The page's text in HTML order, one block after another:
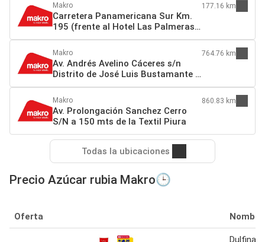
Makro
Carretera Panamericana Sur Km.
195 (frente al Hotel Las Palmeras)
Grocio Prado 11702 Chincha Alta
177.16 km
Makro
Av. Andrés Avelino Cáceres s/n
Distrito de José Luis Bustamante y
Rivero (a 1 cdra. del by pass)
Arequipa
764.76 km
Makro
Av. Prolongación Sanchez Cerro
S/N a 150 mts de la Textil Piura
860.83 km
Todas la ubicaciones
Precio Azúcar rubia Makro🕒
Oferta Nombre
Dulfina